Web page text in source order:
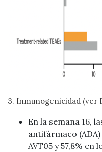
3. Inmunogenicidad (ver
En la semana 16,
antifármaco
AVT05 y 57,8%